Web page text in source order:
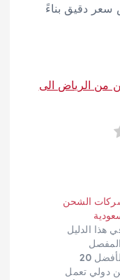
دقيق بناءً
من الرياض الى
الشحن
هذا الدليل
استعراضاً لأفضل 20
دولي تعمل